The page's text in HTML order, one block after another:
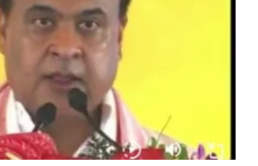
Bullet Train Date: बुलेट ट्रेन की आ गई तारीख कब चलेगी
UP Police Recruitments: साल के आखिरी दिन युवाओं को
UP Tourism: योगी सरकार के प्रयास से सनातन का
Indian Railway Network: 2026 के लिए मंच तैयार
Severe cold wave: यूपी में 12वीं तक के सभी स्कूल 1